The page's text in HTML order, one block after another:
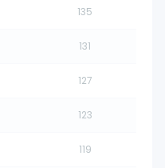
135
131
127
123
119